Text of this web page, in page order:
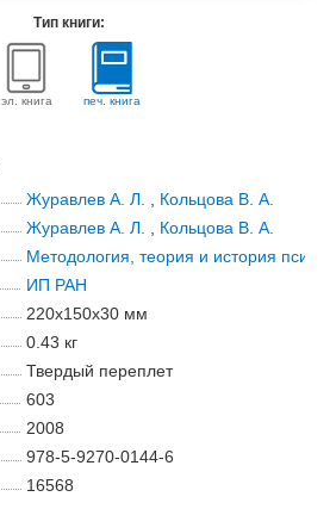
Тип книги:
эл. книга печ. книга
Журавлев А. Л.
Кольцова В. А.
Журавлев А. Л.
Кольцова В. А.
Методология, теория и история
ИП РАН
220x150x30 мм
0.43 кг
Твердый переплет
603
2008
978-5-9270-0144-6
16568